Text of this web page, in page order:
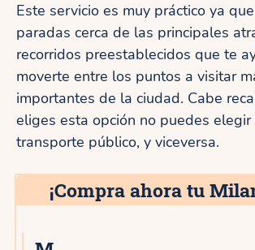
Este servicio es muy práctico ya
paradas cerca de las principales
recorridos preestablecidos que te
moverte entre los puntos a visitar
importantes de la ciudad. Cabe
eliges esta opción no puedes
transporte público, y viceversa.
¡Compra ahora tu